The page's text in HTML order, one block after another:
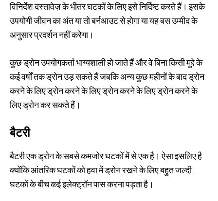
विनिर्देश दस्तावेज़ के भीतर घटकों के लिए इसे निर्दिष्ट करते हैं। इसके
उपयोगी जीवन का अंत या तो बर्नआउट से होगा या यह बस उम्मीद के
अनुसार प्रदर्शन नहीं करेगा।
कुछ ड्रोन उपयोगकर्ता भाग्यशाली हो जाते हैं और वे बिना किसी मुद्दे के
कई वर्षों तक ड्रोन उड़ सकते हैं जबकि अन्य कुछ महीनों के बाद ड्रोन
करने के लिए ड्रोन करने के लिए ड्रोन करने के लिए ड्रोन करने के
लिए ड्रोन कर सकते हैं।
बैटरी
बैटरी एक ड्रोन के सबसे कमजोर घटकों में से एक है। ऐसा इसलिए है
क्योंकि आंतरिक घटकों को हवा में ड्रोन रखने के लिए बहुत जल्दी
घटकों के बीच कई इलेक्ट्रॉन पास करना पड़ता है।